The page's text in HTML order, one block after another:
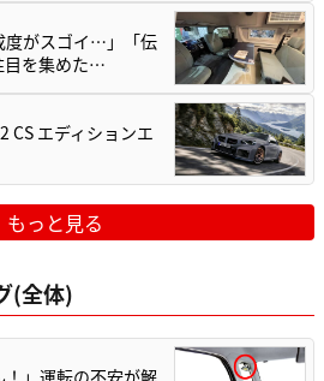
度がスゴイ…」「伝
目を集めた…
CS エディションエ
もっと見る
(全体)